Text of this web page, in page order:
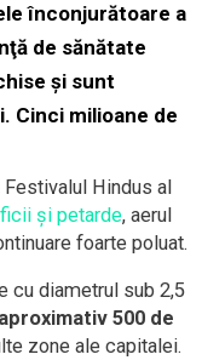
înconjurătoare a
de sănătate
și sunt
Cinci milioane de
Hindus al
și petarde, aerul
foarte poluat.
cu diametrul sub 2,5
500 de
zone ale capitalei.